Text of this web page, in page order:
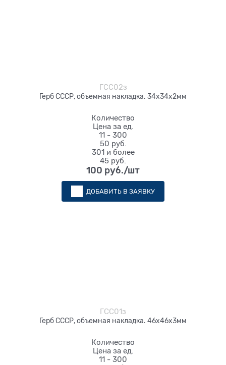
ГСС02з
Герб СССР, объемная накладка. 34х34х2мм
Количество
Цена за ед.
11 - 300
50 руб.
301 и более
45 руб.
100 руб./шт
ДОБАВИТЬ В ЗАЯВКУ
ГСС01з
Герб СССР, объемная накладка. 46х46х3мм
Количество
Цена за ед.
11 - 300